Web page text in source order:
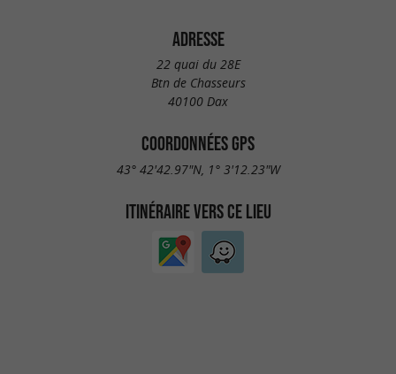
ADRESSE
22 quai du 28E
Btn de Chasseurs
40100 Dax
COORDONNÉES GPS
43° 42'42.97"N, 1° 3'12.23"W
ITINÉRAIRE VERS CE LIEU